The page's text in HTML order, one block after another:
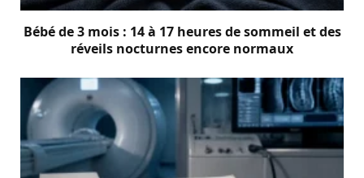
Bébé de 3 mois : 14 à 17 heures de sommeil et des
réveils nocturnes encore normaux